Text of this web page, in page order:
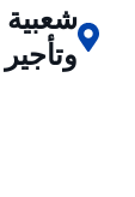
شعبية